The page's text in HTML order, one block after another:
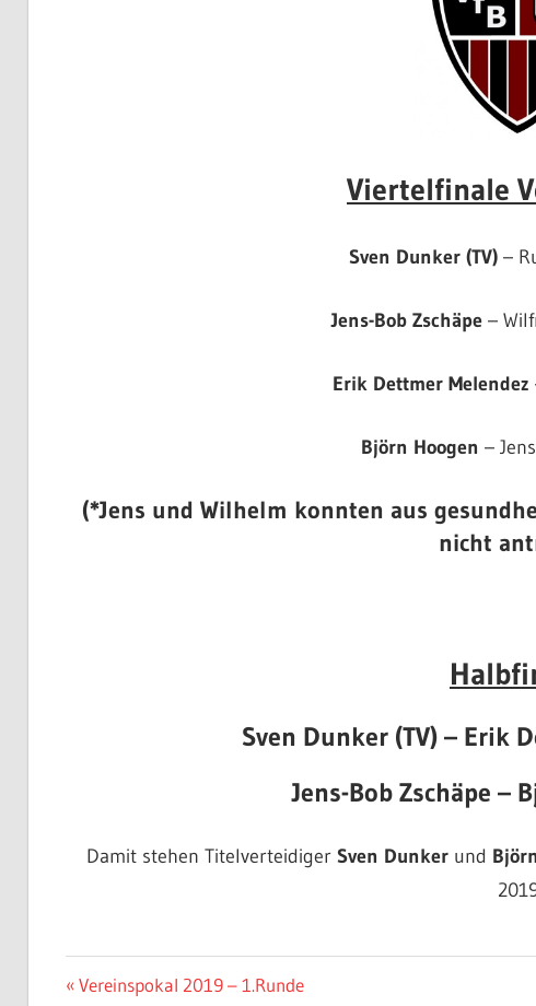
Viertelfinale
Sven Dunker (TV) –
Jens-Bob Zschäpe–
Erik Dettmer Melendez
Björn Hoogen –
(*Jens und Wilhelm konnten aus
nicht
Sven Dunker (TV) – Erik
Jens-Bob Zschäpe –
Damit stehen Titelverteidiger Sven Dunker und
VFB
OSNABRÜCK
Beitragsnavigation
Vorheriger
Vereinspokal 2019 – 1.Runde